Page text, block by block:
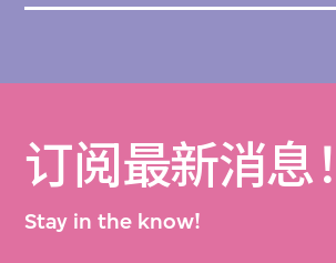
订阅最新消息！
Stay in the know!